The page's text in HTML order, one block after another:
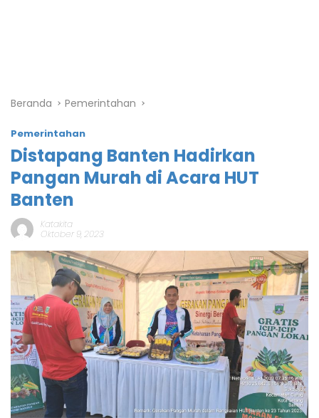
Beranda Pemerintahan
Pemerintahan
Distapang Banten Hadirkan
Pangan Murah di Acara HUT
Banten
Katakita
Oktober 9, 2023